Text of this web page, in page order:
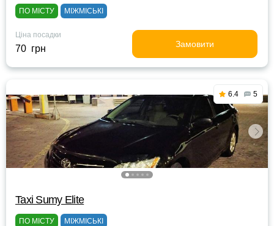
ПО МІСТУ МІЖМІСЬКІ
Ціна посадки
70 грн Замовити
6.4 5
Taxi Sumy Elite
ПО МІСТУ МІЖМІСЬКІ